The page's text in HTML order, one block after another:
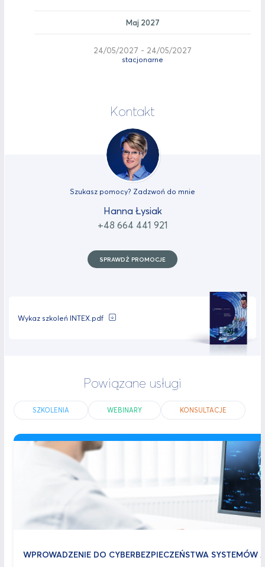
Maj 2027
24/05/2027 - 24/05/2027
stacjonarne
Kontakt
Szukasz pomocy? Zadzwoń do mnie
Hanna Łysiak
+48 664 441 921
SPRAWDŹ PROMOCJE
Wykaz szkoleń INTEX.pdf
Powiązane usługi
SZKOLENIA WEBINARY KONSULTACJE
WPROWADZENIE DO CYBERBEZPIECZEŃSTWA